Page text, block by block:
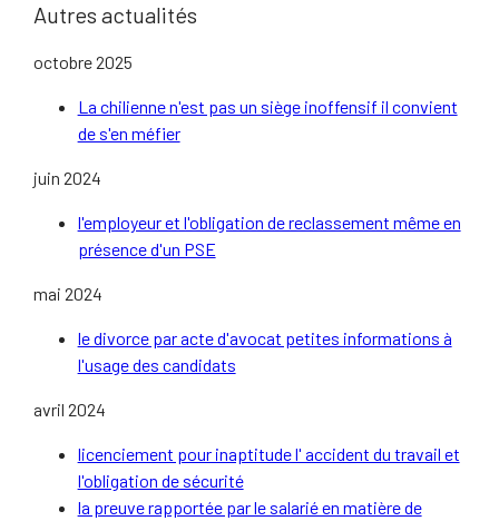
Autres actualités
octobre 2025
La chilienne n'est pas un siège inoffensif il convient
de s'en méfier
juin 2024
l'employeur et l'obligation de reclassement même en
présence d'un PSE
mai 2024
le divorce par acte d'avocat petites informations à
l'usage des candidats
avril 2024
licenciement pour inaptitude l' accident du travail et
l'obligation de sécurité
la preuve rapportée par le salarié en matière de